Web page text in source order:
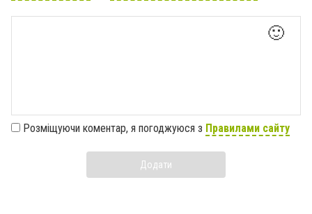
🙂
Розміщуючи коментар, я погоджуюся з Правилами сайту
Додати